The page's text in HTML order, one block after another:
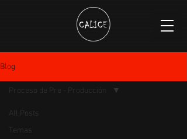
Blog
All Posts
Temas
Proceso de Pre - Producción